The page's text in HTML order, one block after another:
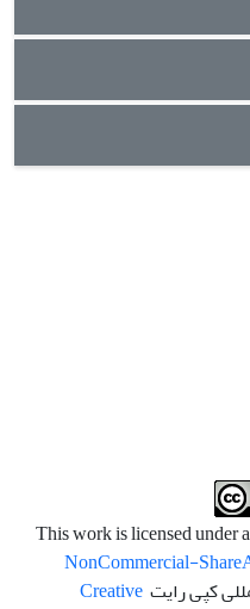
NonCommercial-
کپی رایتCreative